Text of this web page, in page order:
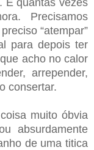
Precisamos
“atempar”
para depois ter
acho no calor
arrepender,
consertar.
muito óbvia
absurdamente
de uma titica